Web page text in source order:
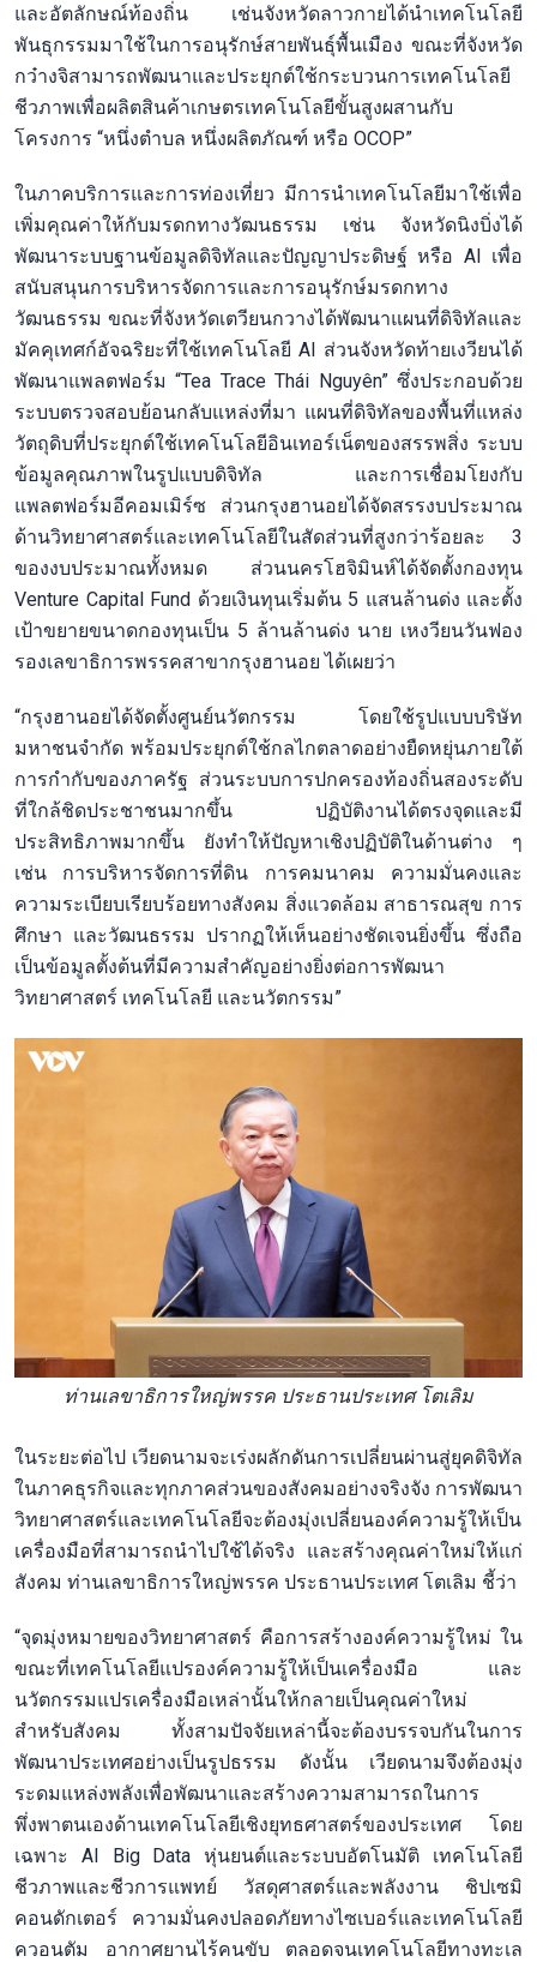
และอัตลักษณ์ท้องถิ่น เช่นจังหวัดลาวกายได้นำเทคโนโลยี
พันธุกรรมมาใช้ในการอนุรักษ์สายพันธุ์พื้นเมือง ขณะที่จังหวัด
กว๋างจิสามารถพัฒนาและประยุกต์ใช้กระบวนการเทคโนโลยี
ชีวภาพเพื่อผลิตสินค้าเกษตรเทคโนโลยีขั้นสูงผสานกับ
โครงการ “หนึ่งตำบล หนึ่งผลิตภัณฑ์ หรือ OCOP”
ในภาคบริการและการท่องเที่ยว มีการนำเทคโนโลยีมาใช้เพื่อ
เพิ่มคุณค่าให้กับมรดกทางวัฒนธรรม เช่น จังหวัดนิงบิ่งได้
พัฒนาระบบฐานข้อมูลดิจิทัลและปัญญาประดิษฐ์ หรือ AI เพื่อ
สนับสนุนการบริหารจัดการและการอนุรักษ์มรดกทาง
วัฒนธรรม ขณะที่จังหวัดเตวียนกวางได้พัฒนาแผนที่ดิจิทัลและ
มัคคุเทศก์อัจฉริยะที่ใช้เทคโนโลยี AI ส่วนจังหวัดท้ายเงวียนได้
พัฒนาแพลตฟอร์ม “Tea Trace Thái Nguyên” ซึ่งประกอบด้วย
ระบบตรวจสอบย้อนกลับแหล่งที่มา แผนที่ดิจิทัลของพื้นที่แหล่ง
วัตถุดิบที่ประยุกต์ใช้เทคโนโลยีอินเทอร์เน็ตของสรรพสิ่ง ระบบ
ข้อมูลคุณภาพในรูปแบบดิจิทัล และการเชื่อมโยงกับ
แพลตฟอร์มอีคอมเมิร์ซ ส่วนกรุงฮานอยได้จัดสรรงบประมาณ
ด้านวิทยาศาสตร์และเทคโนโลยีในสัดส่วนที่สูงกว่าร้อยละ 3
ของงบประมาณทั้งหมด ส่วนนครโฮจิมินห์ได้จัดตั้งกองทุน
Venture Capital Fund ด้วยเงินทุนเริ่มต้น 5 แสนล้านด่ง และตั้ง
เป้าขยายขนาดกองทุนเป็น 5 ล้านล้านด่ง นาย เหงวียนวันฟอง
รองเลขาธิการพรรคสาขากรุงฮานอย ได้เผยว่า
“กรุงฮานอยได้จัดตั้งศูนย์นวัตกรรม โดยใช้รูปแบบบริษัท
มหาชนจำกัด พร้อมประยุกต์ใช้กลไกตลาดอย่างยืดหยุ่นภายใต้
การกำกับของภาครัฐ ส่วนระบบการปกครองท้องถิ่นสองระดับ
ที่ใกล้ชิดประชาชนมากขึ้น ปฏิบัติงานได้ตรงจุดและมี
ประสิทธิภาพมากขึ้น ยังทำให้ปัญหาเชิงปฏิบัติในด้านต่าง ๆ
เช่น การบริหารจัดการที่ดิน การคมนาคม ความมั่นคงและ
ความระเบียบเรียบร้อยทางสังคม สิ่งแวดล้อม สาธารณสุข การ
ศึกษา และวัฒนธรรม ปรากฏให้เห็นอย่างชัดเจนยิ่งขึ้น ซึ่งถือ
เป็นข้อมูลตั้งต้นที่มีความสำคัญอย่างยิ่งต่อการพัฒนา
วิทยาศาสตร์ เทคโนโลยี และนวัตกรรม”
ท่านเลขาธิการใหญ่พรรค ประธานประเทศ โตเลิม
ในระยะต่อไป เวียดนามจะเร่งผลักดันการเปลี่ยนผ่านสู่ยุคดิจิทัล
ในภาคธุรกิจและทุกภาคส่วนของสังคมอย่างจริงจัง การพัฒนา
วิทยาศาสตร์และเทคโนโลยีจะต้องมุ่งเปลี่ยนองค์ความรู้ให้เป็น
เครื่องมือที่สามารถนำไปใช้ได้จริง และสร้างคุณค่าใหม่ให้แก่
สังคม ท่านเลขาธิการใหญ่พรรค ประธานประเทศ โตเลิม ชี้ว่า
“จุดมุ่งหมายของวิทยาศาสตร์ คือการสร้างองค์ความรู้ใหม่ ใน
ขณะที่เทคโนโลยีแปรองค์ความรู้ให้เป็นเครื่องมือ และ
นวัตกรรมแปรเครื่องมือเหล่านั้นให้กลายเป็นคุณค่าใหม่
สำหรับสังคม ทั้งสามปัจจัยเหล่านี้จะต้องบรรจบกันในการ
พัฒนาประเทศอย่างเป็นรูปธรรม ดังนั้น เวียดนามจึงต้องมุ่ง
ระดมแหล่งพลังเพื่อพัฒนาและสร้างความสามารถในการ
พึ่งพาตนเองด้านเทคโนโลยีเชิงยุทธศาสตร์ของประเทศ โดย
เฉพาะ AI Big Data หุ่นยนต์และระบบอัตโนมัติ เทคโนโลยี
ชีวภาพและชีวการแพทย์ วัสดุศาสตร์และพลังงาน ชิปเซมิ
คอนดักเตอร์ ความมั่นคงปลอดภัยทางไซเบอร์และเทคโนโลยี
ควอนตัม อากาศยานไร้คนขับ ตลอดจนเทคโนโลยีทางทะเล